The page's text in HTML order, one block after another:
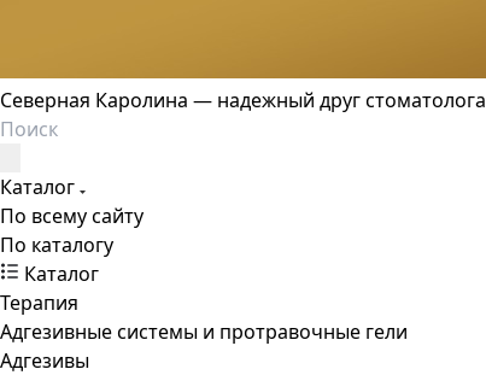
Северная Каролина — надежный друг стоматолога
Каталог
По всему сайту
По каталогу
Каталог
Терапия
Адгезивные системы и протравочные гели
Адгезивы